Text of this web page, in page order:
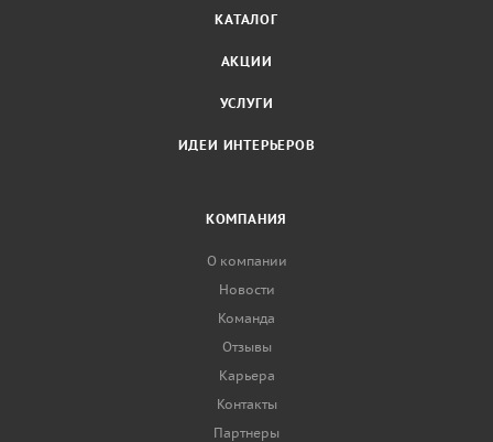
КАТАЛОГ
АКЦИИ
УСЛУГИ
ИДЕИ ИНТЕРЬЕРОВ
КОМПАНИЯ
О компании
Новости
Команда
Отзывы
Карьера
Контакты
Партнеры